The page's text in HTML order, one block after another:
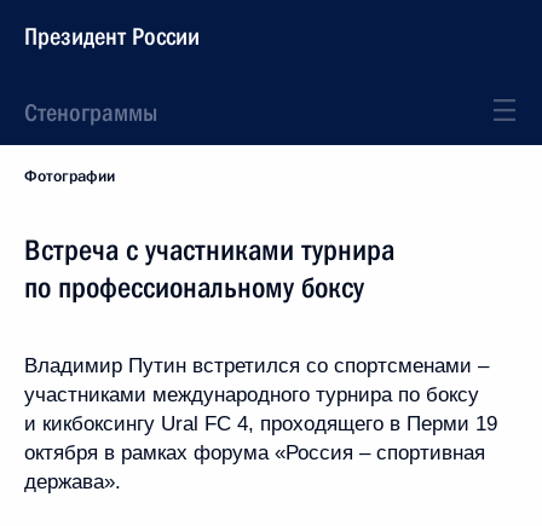
Президент России
Стенограммы
Фотографии
Встреча с участниками турнира
по профессиональному боксу
Владимир Путин встретился со спортсменами –
участниками международного турнира по боксу
и кикбоксингу Ural FC 4, проходящего в Перми 19
октября в рамках форума «Россия – спортивная
держава».